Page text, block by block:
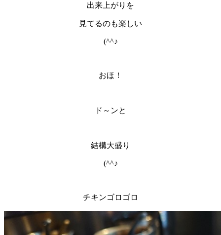
出来上がりを
見てるのも楽しい
(^^♪
おほ！
ド～ンと
結構大盛り
(^^♪
チキンゴロゴロ